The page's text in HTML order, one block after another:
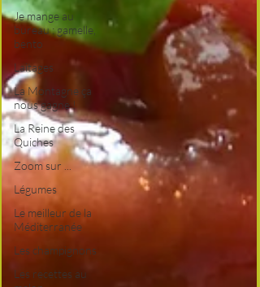
Je mange au
bureau : gamelle,
bento
Laitages
La Montagne ça
nous gagne !
La Reine des
Quiches
Zoom sur ...
Légumes
Le meilleur de la
Méditerranée
Les champignons
Les recettes au